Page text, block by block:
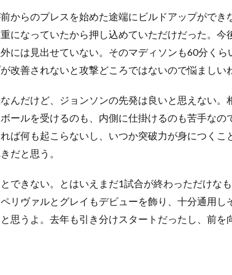
らのプレスを始めた途端にビルドアップができ
になっていたから押し込めていただけだった。今
には見出せていない。そのマディソンも60分く
改善されないと攻撃どころではないので悩ましい
だけど、ジョンソンの先発は良いと思えない。
ールを受けるのも、内側に仕掛けるのも苦手な
ば何も起こらないし、いつか突破力が身につくこ
だと思う。
きない。とはいえまだ1試合が終わっただけな
リヴァルとグレイもデビューを飾り、十分通用
思うよ。去年も引き分けスタートだったし、前を